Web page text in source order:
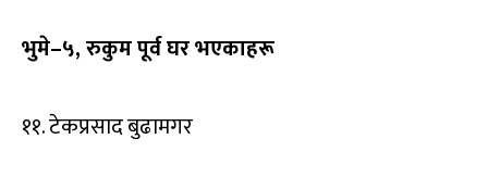
भुमे–५, रुकुम पूर्व घर भएकाहरू
११. टेकप्रसाद बुढामगर